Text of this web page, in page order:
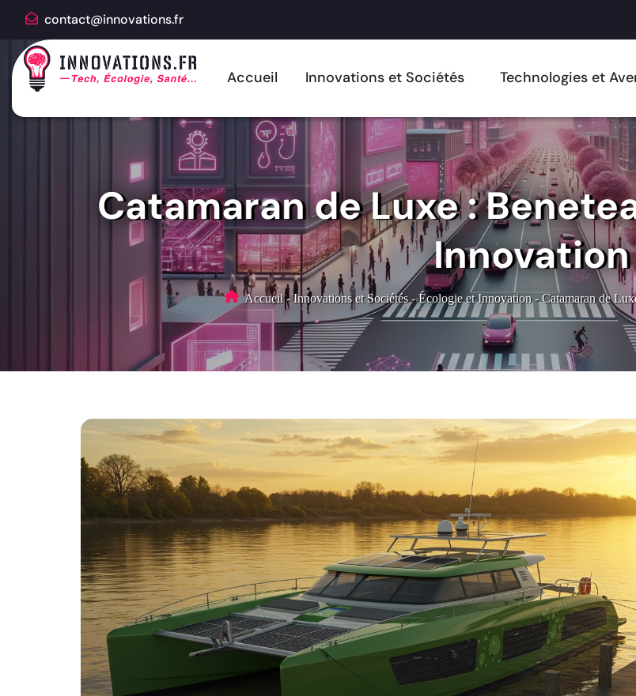
contact@innovations.fr
Accueil Innovations et Sociétés Technologies et
Catamaran de Luxe :
Innovation
Accueil - Innovations et Sociétés - Écologie et Innovation - Catamaran de